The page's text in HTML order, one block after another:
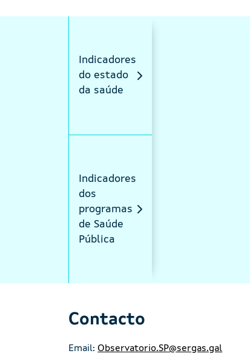
Indicadores
do estado
da saúde
Indicadores
dos
programas
de Saúde
Pública
Contacto
Email:Observatorio.SP@sergas.gal